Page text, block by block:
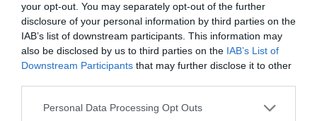
your opt-out. You may separately opt-out of the further
disclosure of your personal information by third parties on the
IAB’s list of downstream participants. This information may
also be disclosed by us to third parties on the IAB’s List of
Downstream Participants that may further disclose it to other
Personal Data Processing Opt Outs
Índex2P
AW Lab
Publicidad